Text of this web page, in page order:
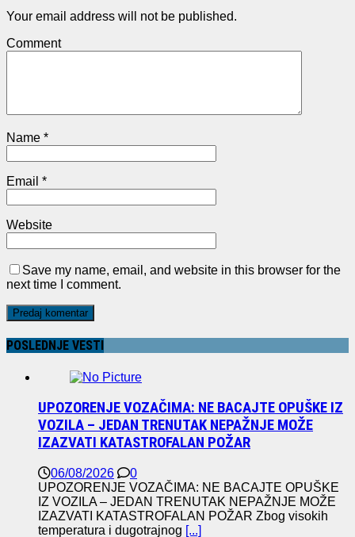
Your email address will not be published.
Comment
Name *
Email *
Website
Save my name, email, and website in this browser for the
next time I comment.
POSLEDNJE VESTI
UPOZORENJE VOZAČIMA: NE BACAJTE OPUŠKE IZ
VOZILA – JEDAN TRENUTAK NEPAŽNJE MOŽE
IZAZVATI KATASTROFALAN POŽAR
06/08/2026
0
UPOZORENJE VOZAČIMA: NE BACAJTE OPUŠKE
IZ VOZILA – JEDAN TRENUTAK NEPAŽNJE MOŽE
IZAZVATI KATASTROFALAN POŽAR Zbog visokih
temperatura i dugotrajnog [...]